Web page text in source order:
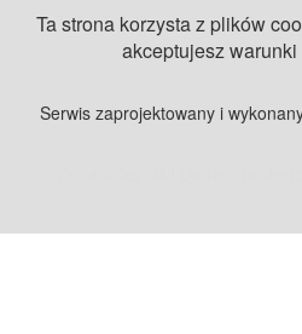
Ta strona korzysta z plików
akceptujesz
Serwis zaprojektowany i